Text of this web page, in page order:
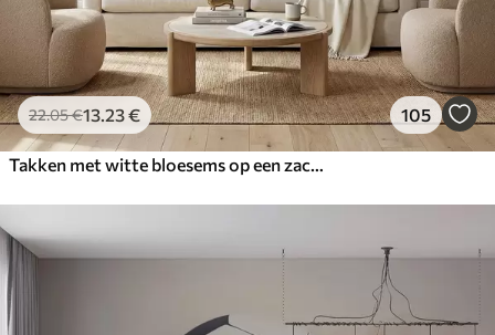
22.05€13 .23€ 105